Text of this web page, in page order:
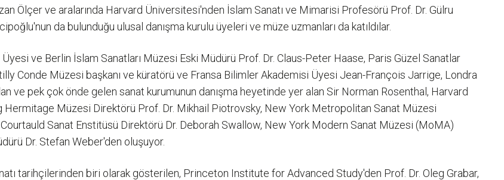
Ölçer ve aralarında Harvard Üniversitesi'nden İslam Sanatı ve Mimarisi Profesörü Prof. Dr. Gülru
da bulunduğu ulusal danışma kurulu üyeleri ve müze uzmanları da katıldılar.
ve Berlin İslam Sanatları Müzesi Eski Müdürü Prof. Dr. Claus-Peter Haase, Paris Güzel Sanatlar
Conde Müzesi başkanı ve küratörü ve Fransa Bilimler Akademisi Üyesi Jean-François Jarrige, Londra
ve pek çok önde gelen sanat kurumunun danışma heyetinde yer alan Sir Norman Rosenthal, Harvard
Müzesi Direktörü Prof. Dr. Mikhail Piotrovsky, New York Metropolitan Sanat Müzesi
Sanat Enstitüsü Direktörü Dr. Deborah Swallow, New York Modern Sanat Müzesi (MoMA)
Dr. Stefan Weber'den oluşuyor.
tarihçilerinden biri olarak gösterilen, Princeton Institute for Advanced Study'den Prof. Dr. Oleg Grabar,